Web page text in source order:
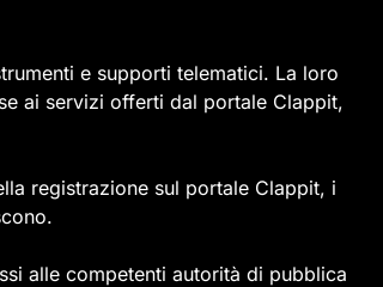
e supporti telematici. La loro
ai servizi offerti dal portale Clappit,
registrazione sul portale Clappit, i
alle competenti autorità di pubblica